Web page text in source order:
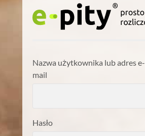
Nazwa użytkownika lub adres e-
mail
Hasło